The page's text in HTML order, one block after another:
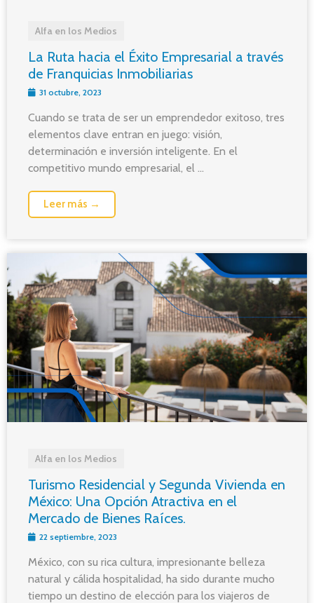
Alfa en los Medios
La Ruta hacia el Éxito Empresarial a través
de Franquicias Inmobiliarias
31 octubre, 2023
Cuando se trata de ser un emprendedor exitoso, tres
elementos clave entran en juego: visión,
determinación e inversión inteligente. En el
competitivo mundo empresarial, el ...
Leer más →
Alfa en los Medios
Turismo Residencial y Segunda Vivienda en
México: Una Opción Atractiva en el
Mercado de Bienes Raíces.
22 septiembre, 2023
México, con su rica cultura, impresionante belleza
natural y cálida hospitalidad, ha sido durante mucho
tiempo un destino de elección para los viajeros de